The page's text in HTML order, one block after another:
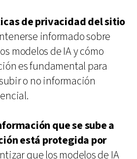
de privacidad del sitio
informado sobre
modelos de IA y cómo
es fundamental para
o no información
que se sube a
está protegida por
que los modelos de IA